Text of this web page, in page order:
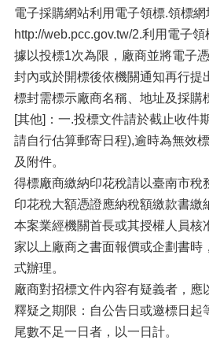
電子採購網站利用電子領標.領標網
http://web.pcc.gov.tw/2.利用電子
據以投標1次為限，廠商並將電子
封內或於開標後依機關通知再行提
標封需標示廠商名稱、地址及採購
[其他]：一.投標文件請於截止收件
請自行估算郵寄日程),逾時為無效
及附件。
得標廠商繳納印花稅請以臺南市稅
印花稅大額憑證應納稅額繳款書繳
本案業經機關首長或其授權人員核
家以上廠商之書面報價或企劃書時
式辦理。
廠商對招標文件內容有疑義者，應
釋疑之期限：自公告日或邀標日起
尾數不足一日者，以一日計。